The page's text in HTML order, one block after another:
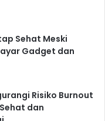
Sehat Meski
Gadget dan
Risiko Burnout
dan